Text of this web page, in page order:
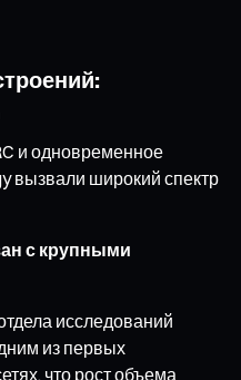
и одновременное
вызвали широкий спектр
с крупными
исследований
из первых
что рост объема